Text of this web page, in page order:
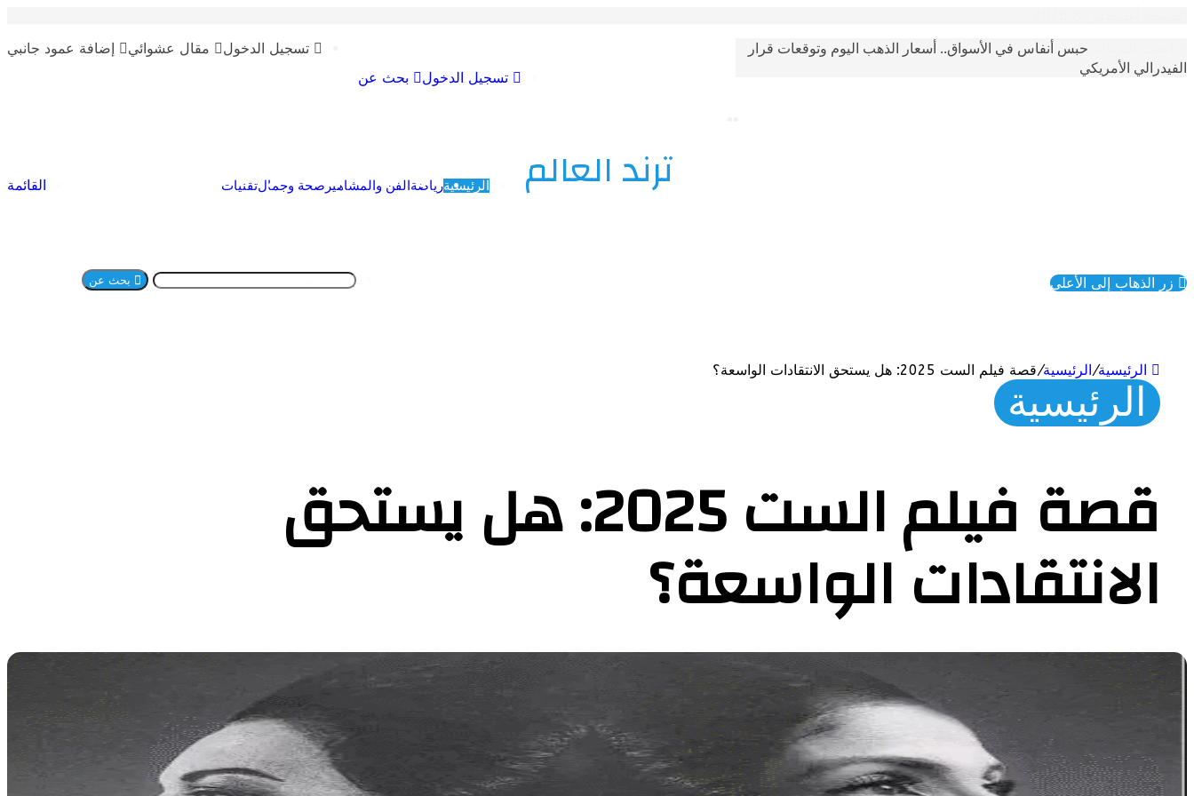
حبس أنفاس في الأسواق.. أسعار الذهب اليوم وتوقعات قرار
الفيدرالي الأمريكي
إضافة عمود جانبي مقال عشوائي
تسجيل الدخول
بحث عن
تسجيل الدخول
ترند العالم القائمة الرئيسيةرياضة الفن والمشاهير صحة وجمالتقنيات
بحث عن
الرئيسية/الرئيسية/قصة فيلم الست 2025: هل يستحق الانتقادات الواسعة؟
الرئيسية
قصة فيلم الست 2025: هل يستحق
الانتقادات الواسعة؟
زر الذهاب إلى الأعلى